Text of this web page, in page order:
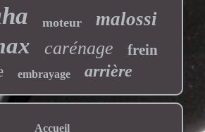
moteur malossi
carénage frein
embrayage arrière
Accueil